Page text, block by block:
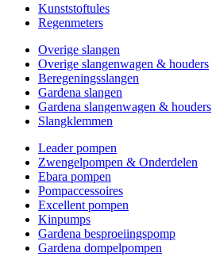
Kunststoftules
Regenmeters
Overige slangen
Overige slangenwagen & houders
Beregeningsslangen
Gardena slangen
Gardena slangenwagen & houders
Slangklemmen
Leader pompen
Zwengelpompen & Onderdelen
Ebara pompen
Pompaccessoires
Excellent pompen
Kinpumps
Gardena besproeiingspomp
Gardena dompelpompen